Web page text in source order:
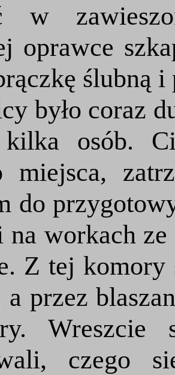
w
oprawce
ślubną
było coraz
kilka osób.
miejsca,
do
na workach
Z tej komory
przez
Wreszcie
czego